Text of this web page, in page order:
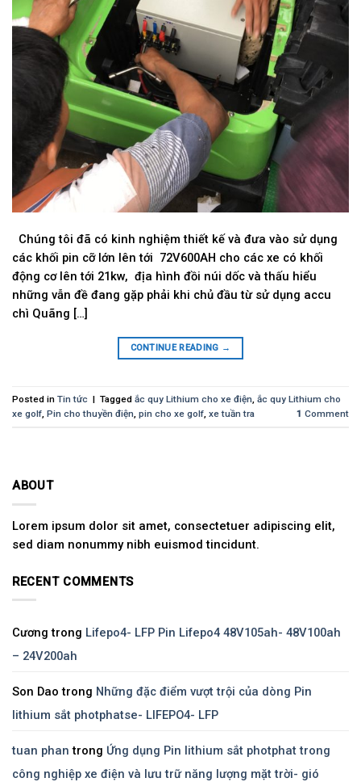
Chúng tôi đã có kinh nghiệm thiết kế và đưa vào sử dụng
các khối pin cỡ lớn lên tới 72V600AH cho các xe có khối
động cơ lên tới 21kw, địa hình đồi núi dốc và thấu hiểu
những vẫn đề đang gặp phải khi chủ đầu từ sử dụng accu
chì Quãng […]
CONTINUE READING →
Posted in Tin tức | Tagged ắc quy Lithium cho xe điện, ắc quy Lithium cho
xe golf, Pin cho thuyền điện, pin cho xe golf, xe tuần tra 1 Comment
ABOUT
Lorem ipsum dolor sit amet, consectetuer adipiscing elit,
sed diam nonummy nibh euismod tincidunt.
RECENT COMMENTS
Cương trong Lifepo4- LFP Pin Lifepo4 48V105ah- 48V100ah
– 24V200ah
Son Dao trong Những đặc điểm vượt trội của dòng Pin
lithium sắt photphatse- LIFEPO4- LFP
tuan phan trong Ứng dụng Pin lithium sắt photphat trong
công nghiệp xe điện và lưu trữ năng lượng mặt trời- gió